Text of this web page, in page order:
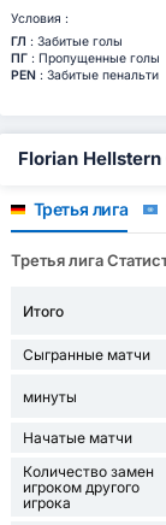
Условия :
ГЛ : Забитые голы
ПГ: Пропущенные голы
PEN : Забитые пенальти
Florian
Третья лига
Третья лига
Итого
Сыгранные матчи
минуты
Начатые матчи
Количество замен
игроком другого
игрока